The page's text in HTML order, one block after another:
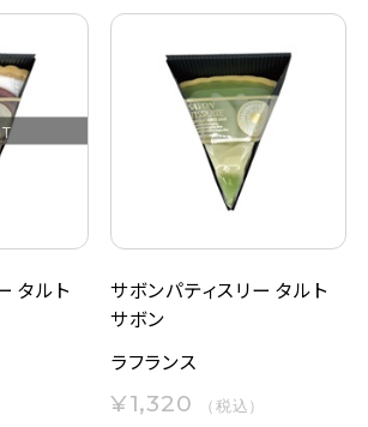
タルト
サボンパティスリー タルト
サボン
ラフランス
¥1,320 （税込）